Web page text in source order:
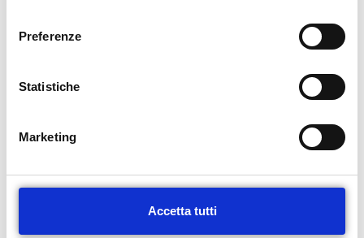
Preferenze
Statistiche
Marketing
Accetta tutti
Email